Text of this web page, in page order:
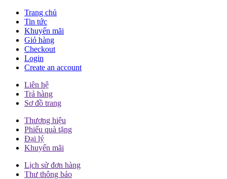
Trang chủ
Tin tức
Khuyến mãi
Giỏ hàng
Checkout
Login
Create an account
Liên hệ
Trả hàng
Sơ đồ trang
Thương hiệu
Phiếu quà tặng
Đại lý
Khuyến mãi
Lịch sử đơn hàng
Thư thông báo